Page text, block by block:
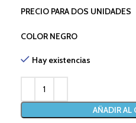
PRECIO PARA DOS UNIDADES
COLOR NEGRO
Hay existencias
AÑADIR AL